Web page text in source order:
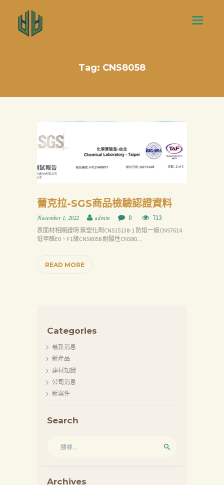
Tag: CNS8058
蕾克拉-SGS商品檢驗認證資料
November 1, 2022 admin 0 713
表面材相關證明 無塑化劑CNS15138-1 防焰一級CNS7614
低甲醛E0、F1級CNS8058 耐酸性CNS80…
READ MORE
Categories
最新消息
新產品
建材知識
公司消息
新案件
Search
鍵
Archives